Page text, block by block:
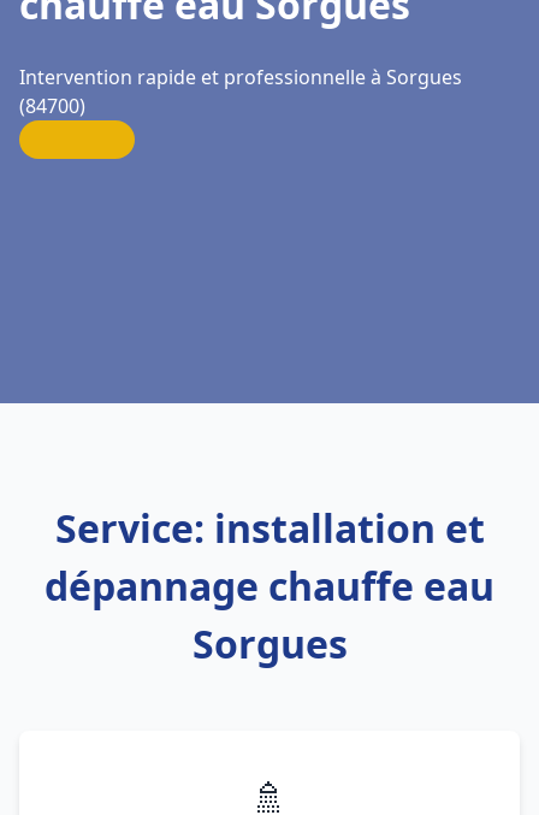
Intervention rapide et professionnelle à Sorgues
(84700)
Service: installation et
dépannage chauffe eau
Sorgues
🚿